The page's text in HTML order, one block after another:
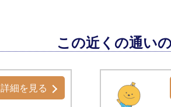
この近くの通い
詳細を見る